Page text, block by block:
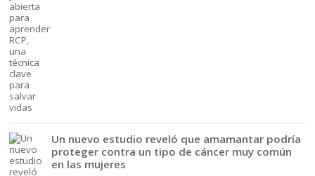
Un nuevo estudio reveló que amamantar podría
proteger contra un tipo de cáncer muy común
en las mujeres